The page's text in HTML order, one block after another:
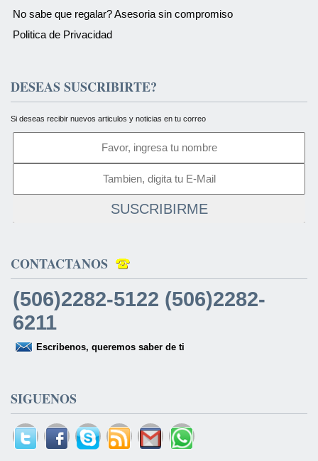
No sabe que regalar? Asesoria sin compromiso
Politica de Privacidad
DESEAS SUSCRIBIRTE?
Si deseas recibir nuevos articulos y noticias en tu correo
SUSCRIBIRME
CONTACTANOS
(506)2282-5122 (506)2282-
6211
Escribenos, queremos saber de ti
SIGUENOS